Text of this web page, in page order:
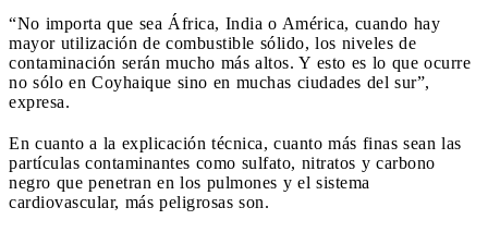
“No importa que sea África, India o América, cuando hay
mayor utilización de combustible sólido, los niveles de
contaminación serán mucho más altos. Y esto es lo que ocurre
no sólo en Coyhaique sino en muchas ciudades del sur”,
expresa.
En cuanto a la explicación técnica, cuanto más finas sean las
partículas contaminantes como sulfato, nitratos y carbono
negro que penetran en los pulmones y el sistema
cardiovascular, más peligrosas son.